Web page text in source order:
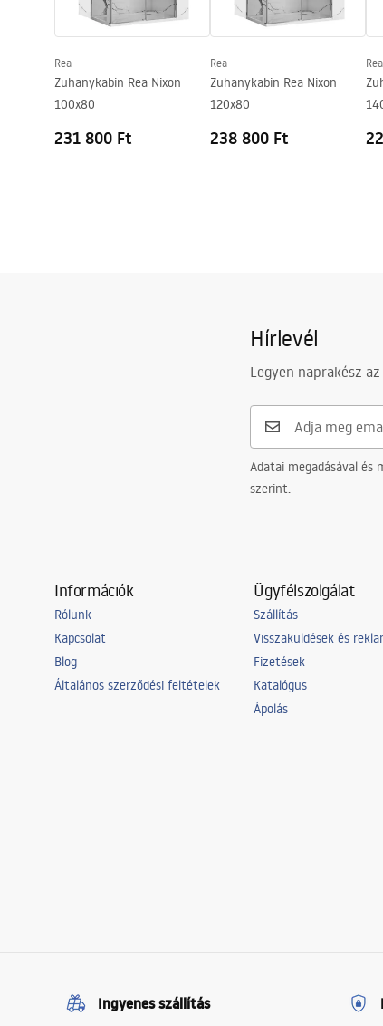
Garancia
120
egyéb
Rea
Zuhanykabin Rea Nixon
100x80
231 800 Ft
Rea
Zuhanykabin Rea Nixon
120x80
238 800 Ft
Rea
Hírlevél
Legyen naprakész
Adatai megadásával és
szerint.
Információk
Rólunk
Kapcsolat
Blog
Általános szerződési feltételek
Ügyfélszolgálat
Szállítás
Visszaküldések és
Fizetések
Katalógus
Ápolás
Ingyenes szállítás